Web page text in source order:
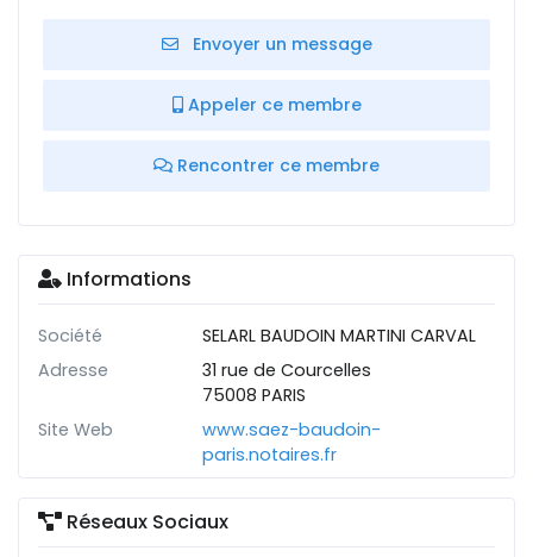
Envoyer un message
Appeler ce membre
Rencontrer ce membre
Informations
Société
SELARL BAUDOIN MARTINI CARVAL
Adresse
31 rue de Courcelles
75008 PARIS
Site Web
www.saez-baudoin-
paris.notaires.fr
Réseaux Sociaux